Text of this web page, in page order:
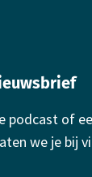
podcast of
we je bij